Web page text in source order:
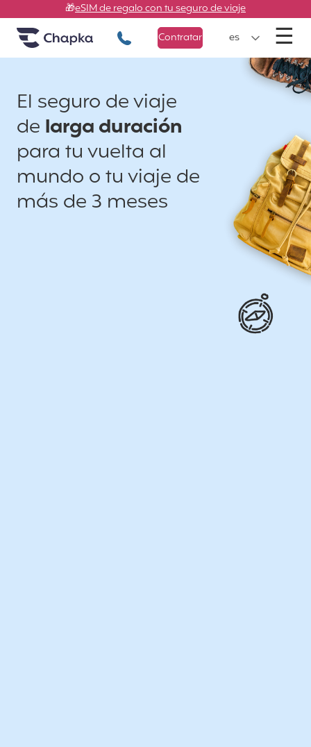
Ir directamente al contenido
Chapka Seguros de viaje
🎁eSIM de regalo con tu seguro de viaje
+34 900 805 947
Contratar es ☰
El seguro de viaje
de larga duración
para tu vuelta al
mundo o tu viaje de
más de 3 meses